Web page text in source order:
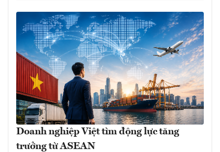
Doanh nghiệp Việt tìm động lực tăng
trưởng từ ASEAN